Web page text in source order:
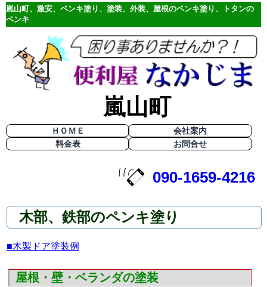
嵐山町、激安、ペンキ塗り、塗装、外装、屋根のペンキ塗り、トタンの
ペンキ
嵐山町
ＨＯＭＥ
会社案内
料金表
お問合せ
090-1659-4216
木部、鉄部のペンキ塗り
■木製ドア塗装例
屋根・壁・ベランダの塗装